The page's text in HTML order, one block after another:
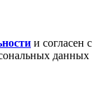
и согласен с
данных